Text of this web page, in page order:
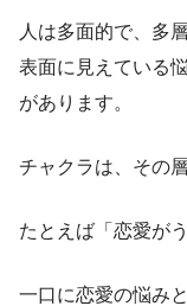
人は多面的で、多
表面に見えている
があります。
チャクラは、その
たとえば「恋愛が
一口に恋愛の悩み